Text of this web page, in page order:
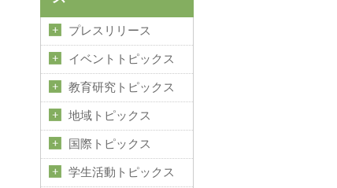
プレスリリース
イベントトピックス
教育研究トピックス
地域トピックス
国際トピックス
学生活動トピックス